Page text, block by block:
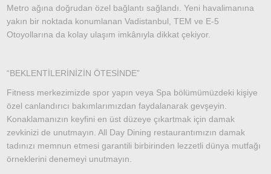
Metro ağına doğrudan özel bağlantı sağlandı. Yeni havalimanına
yakın bir noktada konumlanan Vadistanbul, TEM ve E-5
Otoyollarına da kolay ulaşım imkânıyla dikkat çekiyor.
“BEKLENTİLERİNİZİN ÖTESİNDE”
Fitness merkezimizde spor yapın veya Spa bölümümüzdeki kişiye
özel canlandırıcı bakımlarımızdan faydalanarak gevşeyin.
Konaklamanızın keyfini en üst düzeye çıkartmak için damak
zevkinizi de unutmayın. All Day Dining restaurantımızın damak
tadınızı memnun etmesi garantili birbirinden lezzetli dünya mutfağı
örneklerini denemeyi unutmayın.